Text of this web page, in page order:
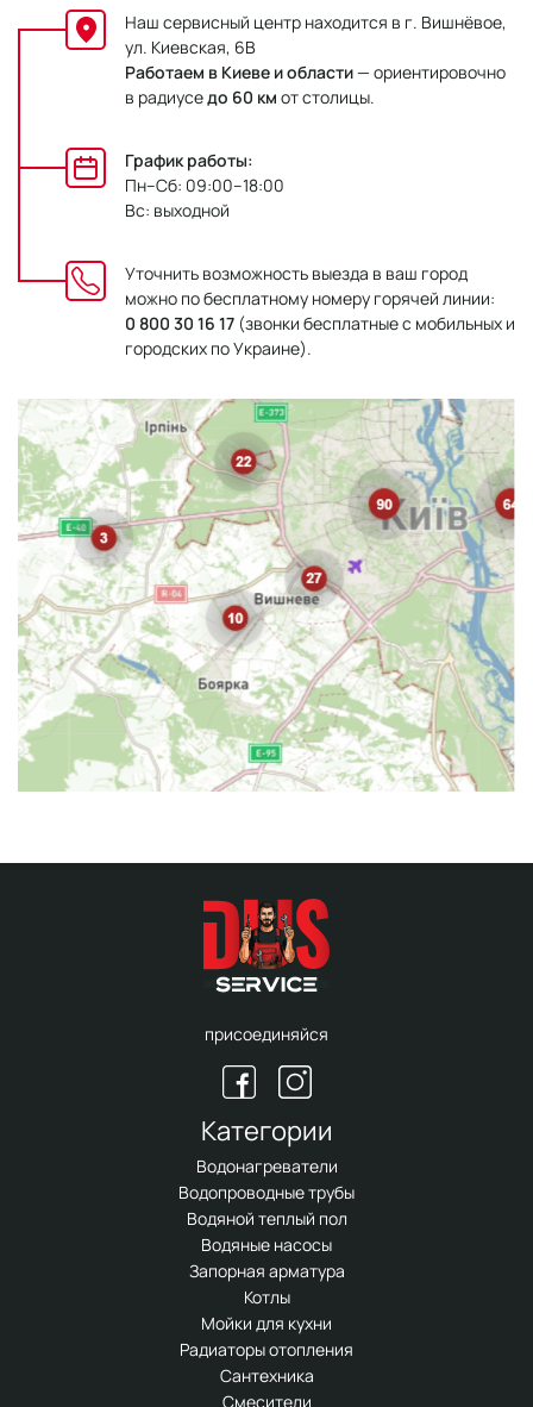
Наш сервисный центр находится в г. Вишнёвое,
ул. Киевская, 6В
Работаем в Киеве и области— ориентировочно
в радиуседо 60 км от столицы.
График работы:
Пн–Сб: 09:00–18:00
Вс: выходной
Уточнить возможность выезда в ваш город
можно по бесплатному номеру горячей линии:
0 800 30 16 17 (звонки бесплатные с мобильных и
городских по Украине).
присоединяйся
Категории
Водонагреватели
Водопроводные трубы
Водяной теплый пол
Водяные насосы
Запорная арматура
Котлы
Мойки для кухни
Радиаторы отопления
Сантехника
Смесители